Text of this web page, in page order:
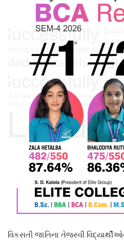
વિકસતી જાતિના તેજસ્વી